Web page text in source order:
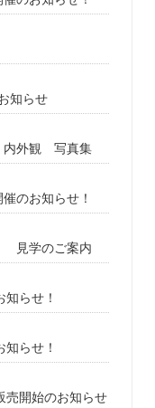
知らせ
内外観 写真集
のお知らせ！
見学のご案内
らせ！
らせ！
売開始のお知らせ